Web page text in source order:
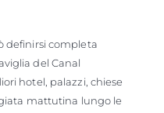
definirsi completa
del Canal
hotel, palazzi, chiese
mattutina lungo le